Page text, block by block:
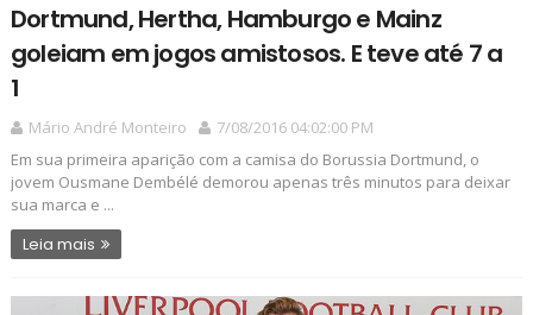
Dortmund, Hertha, Hamburgo e Mainz
goleiam em jogos amistosos. E teve até 7 a
1
Mário André Monteiro
7/08/2016 04:02:00 PM
Em sua primeira aparição com a camisa do Borussia Dortmund, o
jovem Ousmane Dembélé demorou apenas três minutos para deixar
sua marca e ...
Leia mais